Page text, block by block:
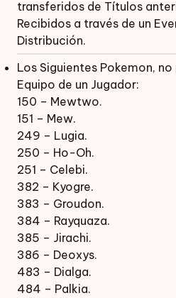
transferidos de Títulos
Recibidos a través de un
Distribución.
Los Siguientes Pokemon,
Equipo de un Jugador:
150 – Mewtwo.
151 – Mew.
249 – Lugia.
250 – Ho-Oh.
251 – Celebi.
382 – Kyogre.
383 – Groudon.
384 – Rayquaza.
385 – Jirachi.
386 – Deoxys.
483 – Dialga.
484 – Palkia.